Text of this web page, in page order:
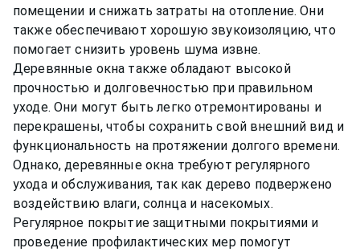
помещении и снижать затраты на отопление. Они
также обеспечивают хорошую звукоизоляцию, что
помогает снизить уровень шума извне.
Деревянные окна также обладают высокой
прочностью и долговечностью при правильном
уходе. Они могут быть легко отремонтированы и
перекрашены, чтобы сохранить свой внешний вид и
функциональность на протяжении долгого времени.
Однако, деревянные окна требуют регулярного
ухода и обслуживания, так как дерево подвержено
воздействию влаги, солнца и насекомых.
Регулярное покрытие защитными покрытиями и
проведение профилактических мер помогут